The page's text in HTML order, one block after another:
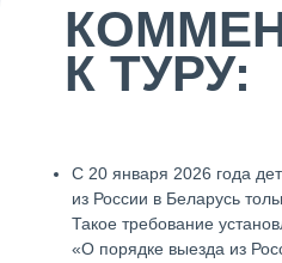
К ТУРУ:
С 20 января 2026 года
из России в Беларусь
Такое требование
«О порядке выезда из
НОВОСТИ
О ГОРЯЩИХ
У нас много горящих туров,
из мессенджеров и узнавайте
первыми!